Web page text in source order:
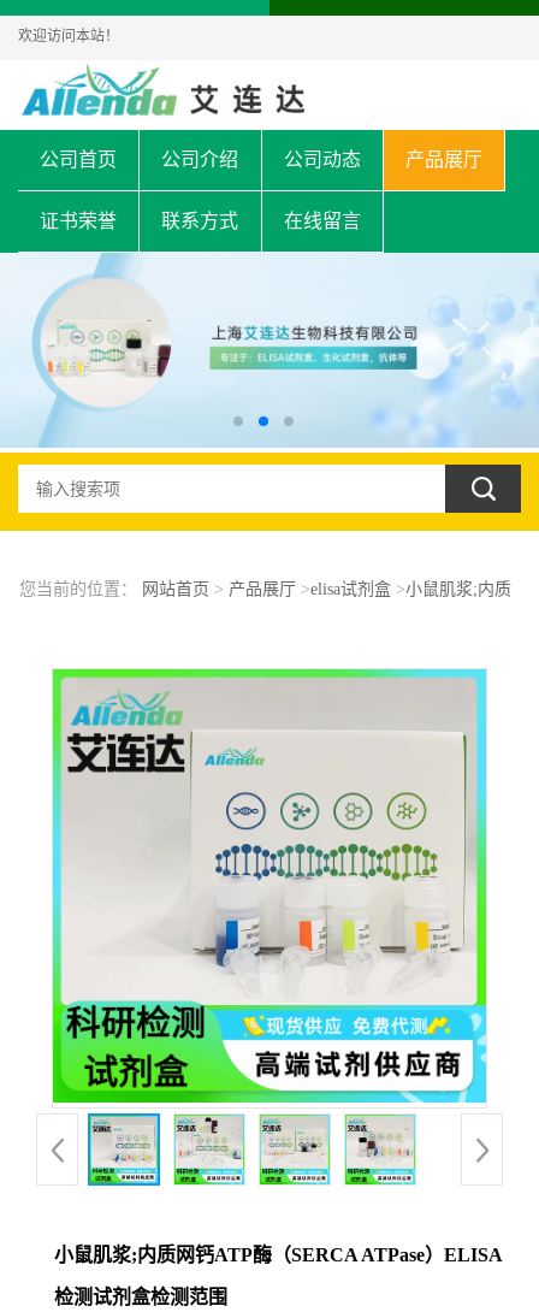
欢迎访问本站！
公司首页 公司介绍 公司动态 产品展厅
证书荣誉 联系方式 在线留言
您当前的位置： 网站首页 > 产品展厅 >elisa试剂盒>小鼠肌浆;内质
小鼠肌浆;内质网钙ATP酶（SERCA ATPase）ELISA
检测试剂盒检测范围